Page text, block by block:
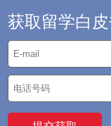
新闻资讯
大学排名
语言考试
获取留学白